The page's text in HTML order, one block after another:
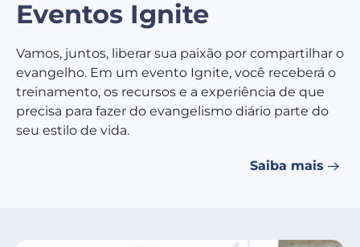
Eventos Ignite
Vamos, juntos, liberar sua paixão por compartilhar o
evangelho. Em um evento Ignite, você receberá o
treinamento, os recursos e a experiência de que
precisa para fazer do evangelismo diário parte do
seu estilo de vida.
Saiba mais